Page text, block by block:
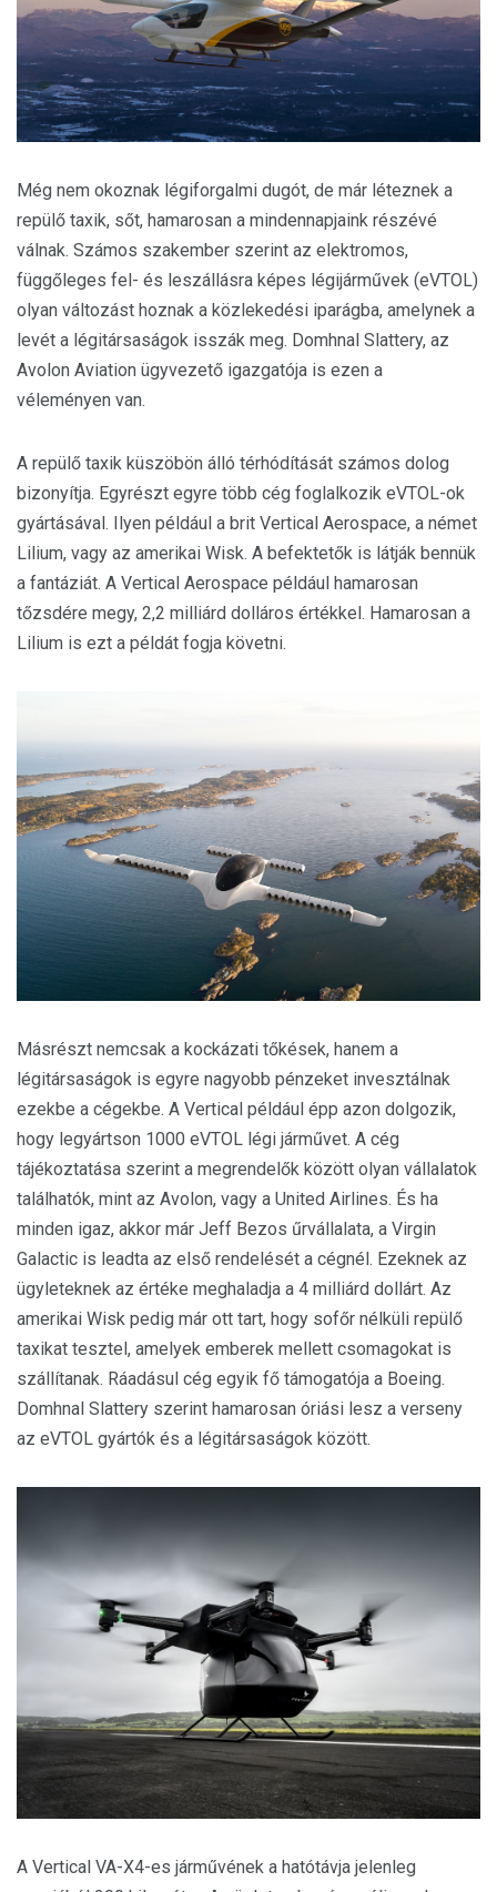
Még nem okoznak légiforgalmi dugót, de már léteznek a
repülő taxik, sőt, hamarosan a mindennapjaink részévé
válnak. Számos szakember szerint az elektromos,
függőleges fel- és leszállásra képes légijárművek (eVTOL)
olyan változást hoznak a közlekedési iparágba, amelynek a
levét a légitársaságok isszák meg. Domhnal Slattery, az
Avolon Aviation ügyvezető igazgatója is ezen a
véleményen van.
A repülő taxik küszöbön álló térhódítását számos dolog
bizonyítja. Egyrészt egyre több cég foglalkozik eVTOL-ok
gyártásával. Ilyen például a brit Vertical Aerospace, a német
Lilium, vagy az amerikai Wisk. A befektetők is látják bennük
a fantáziát. A Vertical Aerospace például hamarosan
tőzsdére megy, 2,2 milliárd dolláros értékkel. Hamarosan a
Lilium is ezt a példát fogja követni.
Másrészt nemcsak a kockázati tőkések, hanem a
légitársaságok is egyre nagyobb pénzeket invesztálnak
ezekbe a cégekbe. A Vertical például épp azon dolgozik,
hogy legyártson 1000 eVTOL légi járművet. A cég
tájékoztatása szerint a megrendelők között olyan vállalatok
találhatók, mint az Avolon, vagy a United Airlines. És ha
minden igaz, akkor már Jeff Bezos űrvállalata, a Virgin
Galactic is leadta az első rendelését a cégnél. Ezeknek az
ügyleteknek az értéke meghaladja a 4 milliárd dollárt. Az
amerikai Wisk pedig már ott tart, hogy sofőr nélküli repülő
taxikat tesztel, amelyek emberek mellett csomagokat is
szállítanak. Ráadásul cég egyik fő támogatója a Boeing.
Domhnal Slattery szerint hamarosan óriási lesz a verseny
az eVTOL gyártók és a légitársaságok között.
A Vertical VA-X4-es járművének a hatótávja jelenleg